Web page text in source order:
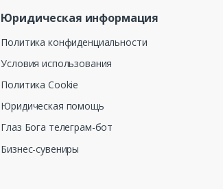
Юридическая информация
Политика конфиденциальности
Условия использования
Политика Cookie
Юридическая помощь
Глаз Бога телеграм-бот
Бизнес-сувениры